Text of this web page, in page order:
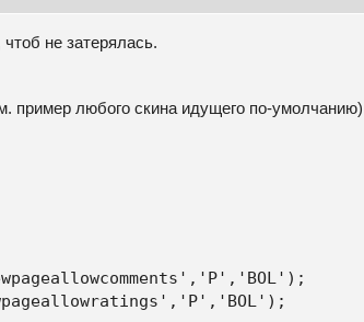
чтоб не затерялась.
пример любого скина идущего по-умолчанию)